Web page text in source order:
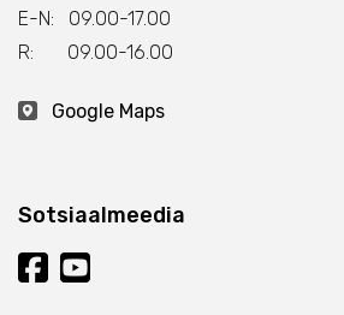
E-N: 09.00-17.00
R: 09.00-16.00
Google Maps
Sotsiaalmeedia